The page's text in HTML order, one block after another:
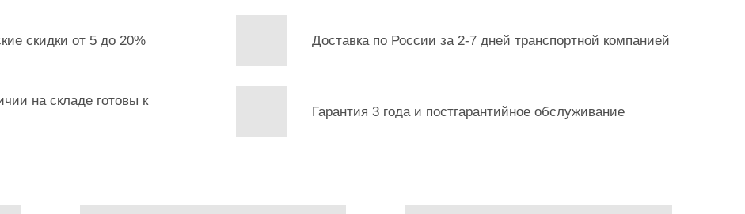
скидки от 5 до 20%
на складе готовы к
Доставка по России за 2-7 дней транспортной компанией
Гарантия 3 года и постгарантийное обслуживание